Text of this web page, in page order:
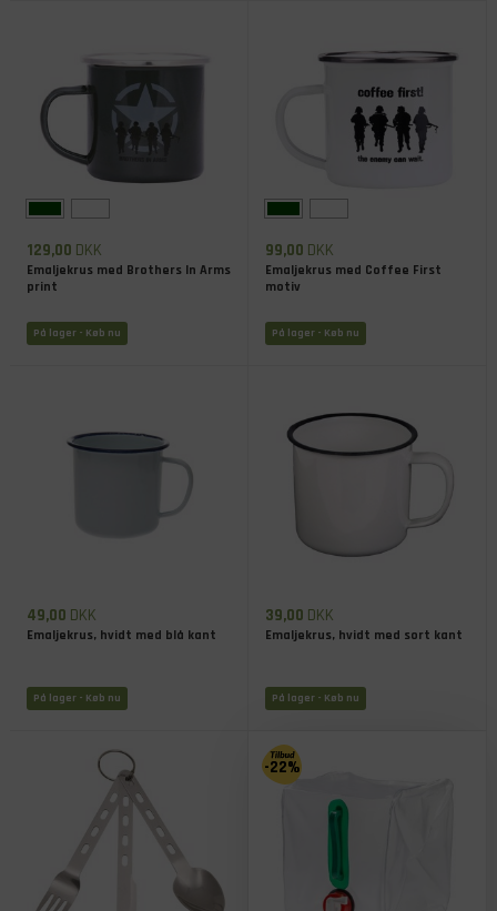
129,00 DKK
Emaljekrus med Brothers In Arms
print
På lager - Køb nu
99,00 DKK
Emaljekrus med Coffee First
motiv
På lager - Køb nu
49,00 DKK
Emaljekrus, hvidt med blå kant
På lager - Køb nu
39,00 DKK
Emaljekrus, hvidt med sort kant
På lager - Køb nu
-22%